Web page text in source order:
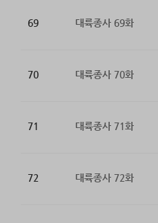
69 대륙종사 69화
70 대륙종사 70화
71 대륙종사 71화
72 대륙종사 72화